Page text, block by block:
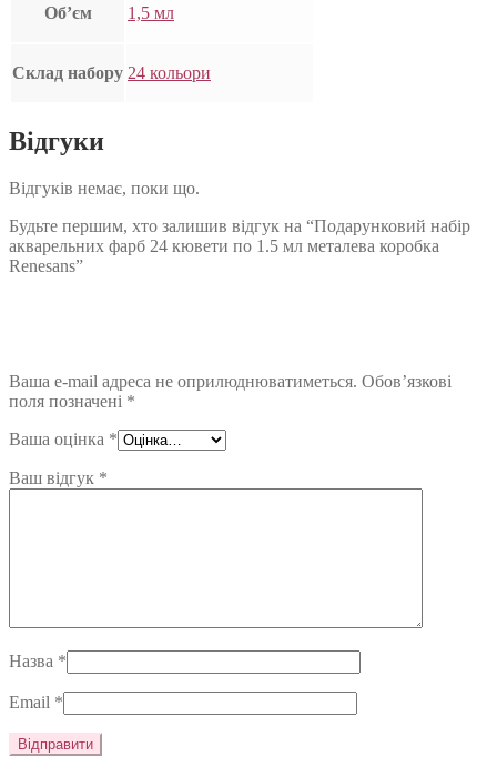
Об’єм 1,5 мл
Склад набору 24 кольори
Відгуки
Відгуків немає, поки що.
Будьте першим, хто залишив відгук на “Подарунковий набір
акварельних фарб 24 кювети по 1.5 мл металева коробка
Renesans”
Ваша e-mail адреса не оприлюднюватиметься. Обов’язкові
поля позначені *
Ваша оцінка *
Ваш відгук *
Назва *
Email *